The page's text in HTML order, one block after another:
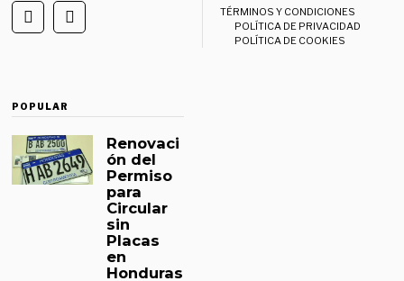
TÉRMINOS Y CONDICIONES
POLÍTICA DE PRIVACIDAD
POLÍTICA DE COOKIES
POPULAR
Renovaci
ón del
Permiso
para
Circular
sin
Placas
en
Honduras